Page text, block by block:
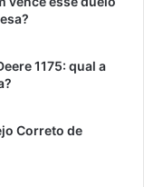
1175: qual a
Correto de